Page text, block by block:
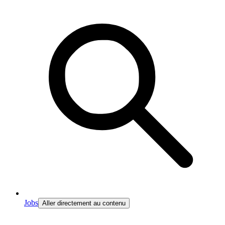
Jobs Aller directement au contenu